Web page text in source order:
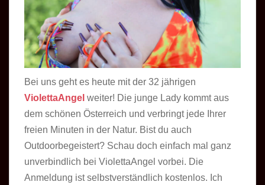
Bei uns geht es heute mit der 32 jährigen
ViolettaAngel weiter! Die junge Lady kommt aus
dem schönen Österreich und verbringt jede Ihrer
freien Minuten in der Natur. Bist du auch
Outdoorbegeistert? Schau doch einfach mal ganz
unverbindlich bei ViolettaAngel vorbei. Die
Anmeldung ist selbstverständlich kostenlos. Ich